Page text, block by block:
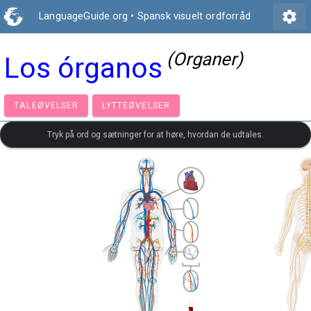
LanguageGuide.org • Spansk visuelt ordforråd settings
Los órganos (Organer)
TALEØVELSER LYTTEØVELSER
Tryk på ord og sætninger for at høre, hvordan de udtales.